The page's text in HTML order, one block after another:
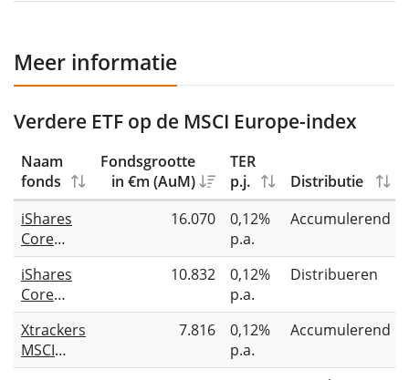
Meer informatie
Verdere ETF op de MSCI Europe-index
Naam
fonds
Fondsgrootte
in €m (AuM)
TER
p.j.
Distributie
iShares
Core
MSCI
Europe
UCITS
ETF EUR
(Acc)
16.070
0,12%
p.a.
Accumulerend
iShares
Core
MSCI
Europe
UCITS
ETF EUR
10.832
0,12%
p.a.
Distribueren
Xtrackers
MSCI
Europe
7.816
0,12%
p.a.
Accumulerend